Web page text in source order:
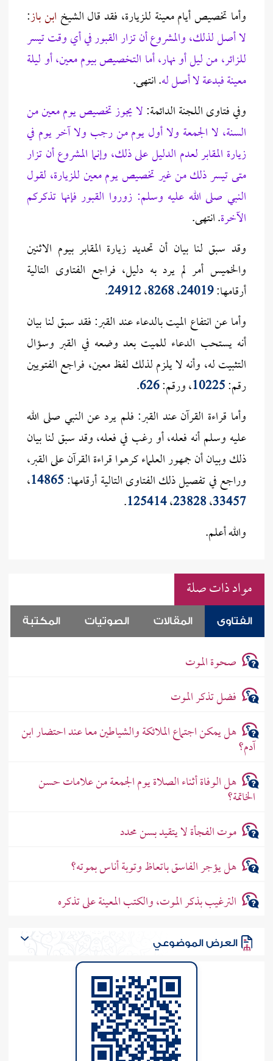
وأما تخصيص أيام معينة للزيارة، فقد قال الشيخ ابن باز:
لا أصل لذلك، والمشروع أن تزار القبور في أي وقت تيسر
للزائر، من ليل أو نهار، أما التخصيص بيوم معين، أو ليلة
معينة فبدعة لا أصل له. انتهى.
وفي فتاوى اللجنة الدائمة:لا يجوز تخصيص يوم معين من
السنة، لا الجمعة ولا أول يوم من رجب ولا آخر يوم في
زيارة المقابر لعدم الدليل على ذلك، وإنما المشروع أن تزار
متى تيسر ذلك من غير تخصيص يوم معين للزيارة، لقول
النبي صلى الله عليه وسلم: زوروا القبور فإنها تذكركم
الآخرة. انتهى.
وقد سبق لنا بيان أن تحديد زيارة المقابر بيوم الاثنين
والخميس أمر لم يرد به دليل، فراجع الفتاوى التالية
أرقامها:24019،8268،24912
.
وأما عن انتفاع الميت بالدعاء عند القبر: فقد سبق لنا بيان
أنه يستحب الدعاء للميت بعد وضعه في القبر وسؤال
التثبيت له، وأنه لا يلزم لذلك لفظ معين، فراجع الفتويين
رقم:10225، ورقم:626
.
وأما قراءة القرآن عند القبر: فلم يرد عن النبي صلى الله
عليه وسلم أنه فعله، أو رغب في فعله، وقد سبق لنا بيان
ذلك وبيان أن جمهور العلماء كرهوا قراءة القرآن على القبر،
وراجع في تفصيل ذلك الفتاوى التالية أرقامها:14865،
33457،23828،125414
.
والله أعلم.
مواد ذات صلة
الفتاوى المقالات الصوتيات المكتبة
صحوة الموت
فضل تذكر الموت
هل يمكن اجتماع الملائكة والشياطين معا عند احتضار ابن
آدم؟
هل الوفاة أثناء الصلاة يوم الجمعة من علامات حسن
الخاتمة؟
موت الفجأة لا يتقيد بسن محدد
هل يؤجر الفاسق باتعاظ وتوبة أناس بموته؟
الترغيب بذكر الموت، والكتب المعينة على تذكره
العرض الموضوعي